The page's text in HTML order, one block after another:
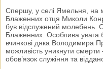
Спершу, у селі Ямельня, на
Блаженних отця Миколи
був відслужений молебень.
Блаженних. Особлива увага
вчинкові дяка Володимира
можливість уникнути смерти
обов’язок служіння та